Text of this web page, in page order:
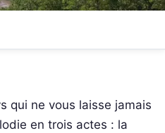
qui ne vous laisse jamais
en trois actes : la